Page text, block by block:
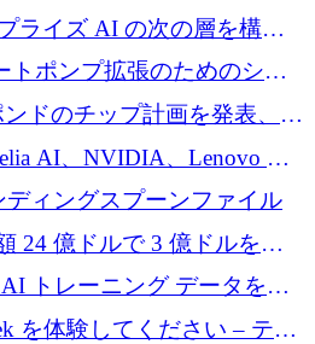
ために 1,700 万ドルを調達
ライズ AI の次の層を構築
ドルを獲得
トポンプ拡張のためのシー
万ユーロを確保
ドのチップ計画を発表、英
ここで拡大」し「ここに留
AI、NVIDIA、Lenovo と
of Excellence を立ち上げ
ディングスプーンファイル
24 億ドルで 3 億ドルを調
AI トレーニング データを拡
万ドルのプレシードを調達
を体験してください – テク